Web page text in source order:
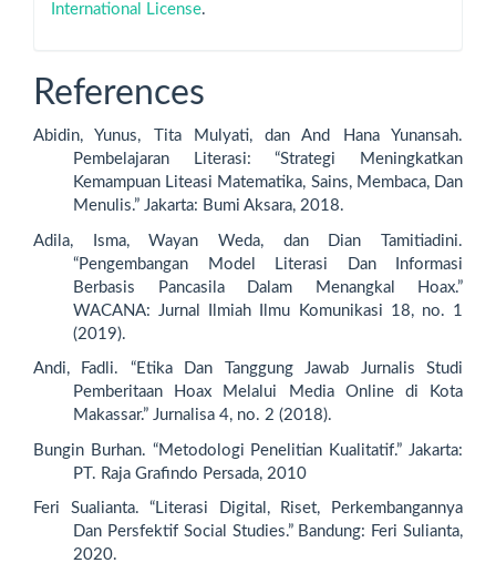
International License.
References
Abidin, Yunus, Tita Mulyati, dan And Hana Yunansah.
Pembelajaran Literasi: “Strategi Meningkatkan
Kemampuan Liteasi Matematika, Sains, Membaca, Dan
Menulis.” Jakarta: Bumi Aksara, 2018.
Adila, Isma, Wayan Weda, dan Dian Tamitiadini.
“Pengembangan Model Literasi Dan Informasi
Berbasis Pancasila Dalam Menangkal Hoax.”
WACANA: Jurnal Ilmiah Ilmu Komunikasi 18, no. 1
(2019).
Andi, Fadli. “Etika Dan Tanggung Jawab Jurnalis Studi
Pemberitaan Hoax Melalui Media Online di Kota
Makassar.” Jurnalisa 4, no. 2 (2018).
Bungin Burhan. “Metodologi Penelitian Kualitatif.” Jakarta:
PT. Raja Grafindo Persada, 2010
Feri Sualianta. “Literasi Digital, Riset, Perkembangannya
Dan Persfektif Social Studies.” Bandung: Feri Sulianta,
2020.